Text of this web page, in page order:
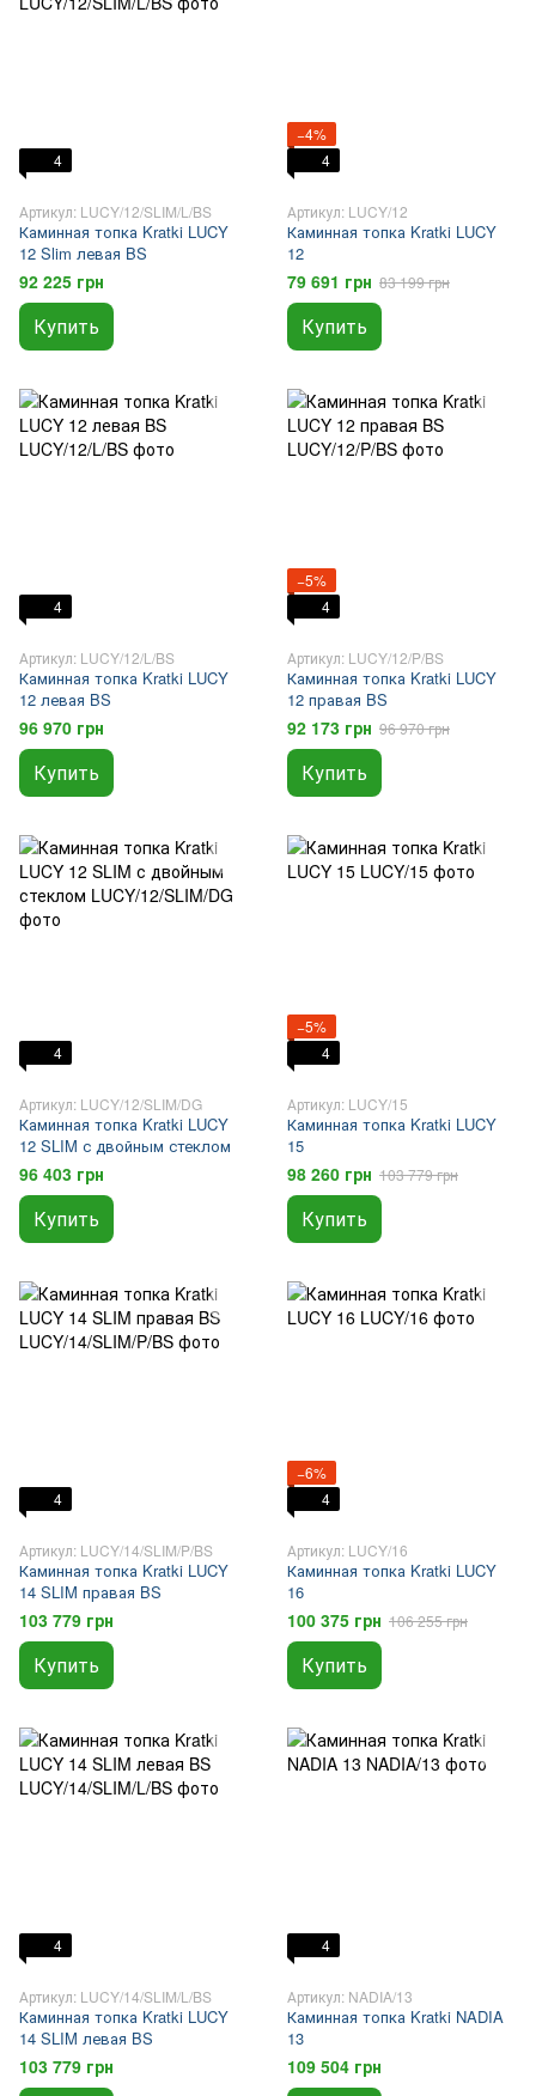
4
Артикул: LUCY/12/SLIM/L/BS
Каминная топка Kratki LUCY
12 Slim левая BS
92 225 грн
Купить
−4%
4
Артикул: LUCY/12
Каминная топка Kratki LUCY
12
79 691 грн 83 199 грн
Купить
4
Артикул: LUCY/12/L/BS
Каминная топка Kratki LUCY
12 левая BS
96 970 грн
Купить
−5%
4
Артикул: LUCY/12/P/BS
Каминная топка Kratki LUCY
12 правая BS
92 173 грн 96 970 грн
Купить
4
Артикул: LUCY/12/SLIM/DG
Каминная топка Kratki LUCY
12 SLIM с двойным стеклом
96 403 грн
Купить
−5%
4
Артикул: LUCY/15
Каминная топка Kratki LUCY
15
98 260 грн 103 779 грн
Купить
4
Артикул: LUCY/14/SLIM/P/BS
Каминная топка Kratki LUCY
14 SLIM правая BS
103 779 грн
Купить
−6%
4
Артикул: LUCY/16
Каминная топка Kratki LUCY
16
100 375 грн 106 255 грн
Купить
4
Артикул: LUCY/14/SLIM/L/BS
Каминная топка Kratki LUCY
14 SLIM левая BS
103 779 грн
4
Артикул: NADIA/13
Каминная топка Kratki NADIA
13
109 504 грн